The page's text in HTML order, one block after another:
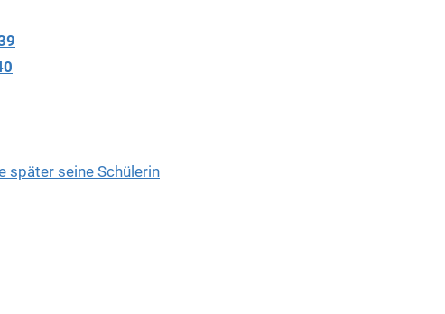
später seine Schülerin